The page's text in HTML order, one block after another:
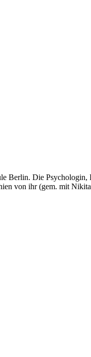
Berlin. Die
von ihr (gem. mit